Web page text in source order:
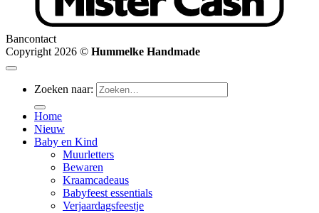
Bancontact
Copyright 2026 © Hummelke Handmade
Zoeken naar:
Home
Nieuw
Baby en Kind
Muurletters
Bewaren
Kraamcadeaus
Babyfeest essentials
Verjaardagsfeestje